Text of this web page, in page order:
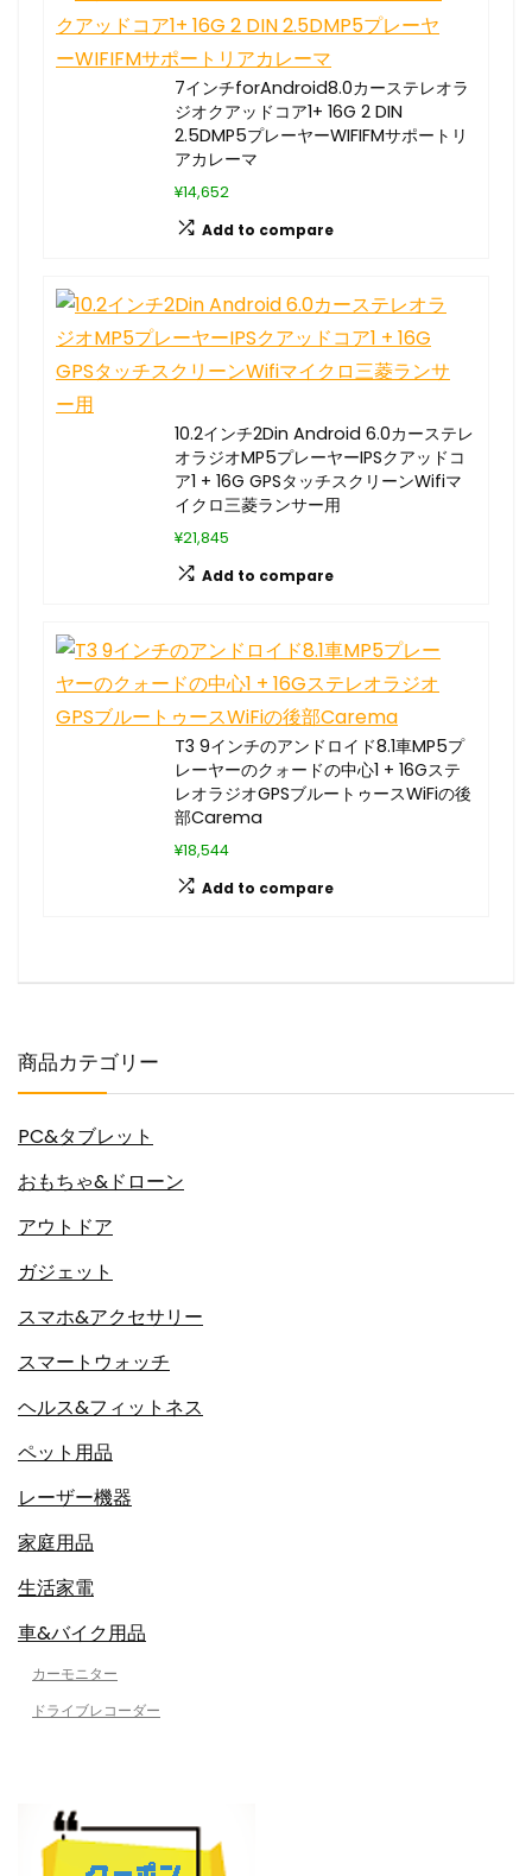
7インチforAndroid8.0カーステレオラ
ジオクアッドコア1+ 16G 2 DIN
2.5DMP5プレーヤーWIFIFMサポートリ
アカレーマ
¥14,652
Add to compare
10.2インチ2Din Android 6.0カーステレ
オラジオMP5プレーヤーIPSクアッドコ
ア1 + 16G GPSタッチスクリーンWifiマ
イクロ三菱ランサー用
¥21,845
Add to compare
T3 9インチのアンドロイド8.1車MP5プ
レーヤーのクォードの中心1 + 16Gステ
レオラジオGPSブルートゥースWiFiの後
部Carema
¥18,544
Add to compare
商品カテゴリー
PC&タブレット
おもちゃ&ドローン
アウトドア
ガジェット
スマホ&アクセサリー
スマートウォッチ
ヘルス&フィットネス
ペット用品
レーザー機器
家庭用品
生活家電
車&バイク用品
カーモニター
ドライブレコーダー